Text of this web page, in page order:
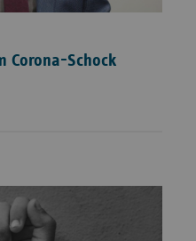
Corona-Schock